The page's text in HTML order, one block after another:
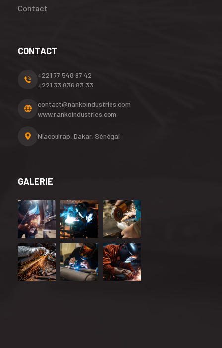
Contact
CONTACT
+221 77 548 97 42
+221 33 836 83 33
contact@nankoindustries.com
www.nankoindustries.com
Niacoulrap, Dakar, Sénégal
GALERIE